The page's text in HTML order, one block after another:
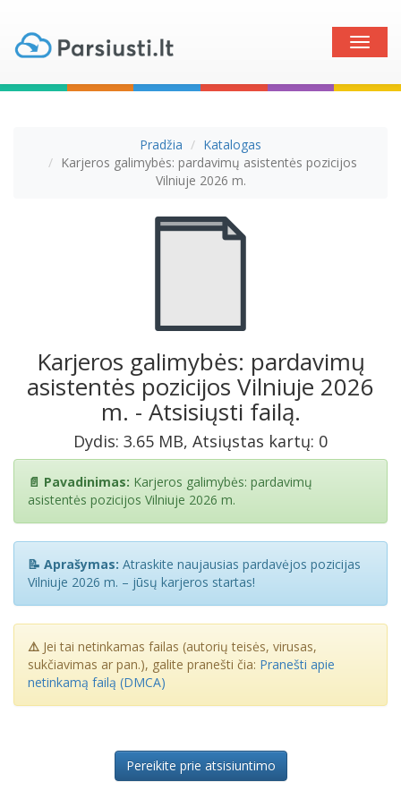
Toggle
Pradžia
Katalogas
Karjeros galimybės: pardavimų asistentės pozicijos
Vilniuje 2026 m.
Karjeros galimybės: pardavimų
asistentės pozicijos Vilniuje 2026
m. - Atsisiųsti failą.
Dydis: 3.65 MB, Atsiųstas kartų: 0
📄 Pavadinimas: Karjeros galimybės: pardavimų
asistentės pozicijos Vilniuje 2026 m.
📝 Aprašymas: Atraskite naujausias pardavėjos pozicijas
Vilniuje 2026 m. – jūsų karjeros startas!
⚠️ Jei tai netinkamas failas (autorių teisės, virusas,
sukčiavimas ar pan.), galite pranešti čia: Pranešti apie
netinkamą failą (DMCA)
Pereikite prie atsisiuntimo